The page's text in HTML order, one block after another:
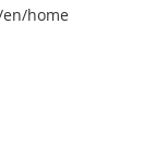
home